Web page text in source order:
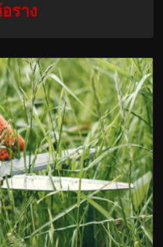
ราง